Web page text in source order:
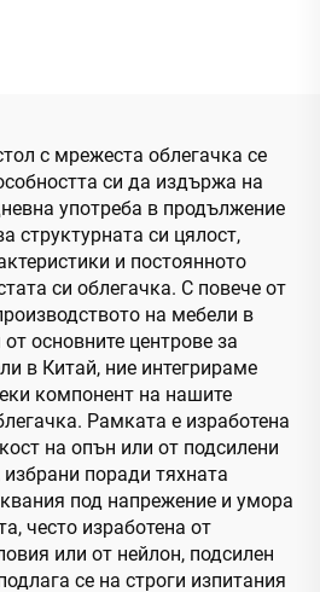
с мрежеста облегачка се
си да издържа на
употреба в продължение
структурната си цялост,
и постоянното
си облегачка. С повече от
на мебели в
основните центрове за
в Китай, ние интегрираме
компонент на нашите
Рамката е изработена
на опън или от подсилени
поради тяхната
под напрежение и умора
често изработена от
или от нейлон, подсилен
се на строги изпитания